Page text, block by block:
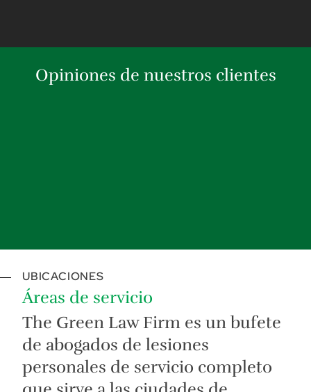
Opiniones de nuestros clientes
UBICACIONES
Áreas de servicio
The Green Law Firm es un bufete
de abogados de lesiones
personales de servicio completo